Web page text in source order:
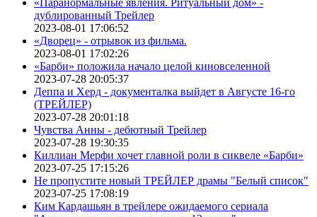
дублированный Трейлер
2023-08-01 17:06:52
«Дворец» - отрывок из фильма.
2023-08-01 17:02:26
«Барби» положила начало целой киновселенной
2023-07-28 20:05:37
Деппа и Херд - документалка выйдет в Августе 16-го
(ТРЕЙЛЕР)
2023-07-28 20:01:18
Чувства Анны - дебютный Трейлер
2023-07-28 19:30:35
Киллиан Мерфи хочет главной роли в сиквеле «Барби»
2023-07-25 17:15:26
Не пропустите новый ТРЕЙЛЕР драмы "Белый список"
2023-07-25 17:08:19
Ким Кардашьян в трейлере ожидаемого сериала